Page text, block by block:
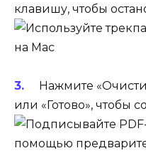
клавишу, чтобы
Нажмите
или «Готово», чтобы